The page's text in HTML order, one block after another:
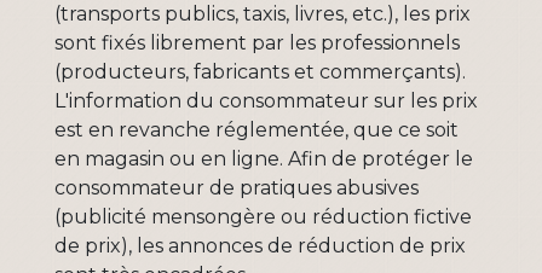
(transports publics, taxis, livres, etc.), les prix
sont fixés librement par les professionnels
(producteurs, fabricants et commerçants).
L'information du consommateur sur les prix
est en revanche réglementée, que ce soit
en magasin ou en ligne. Afin de protéger le
consommateur de pratiques abusives
(publicité mensongère ou réduction fictive
de prix), les annonces de réduction de prix